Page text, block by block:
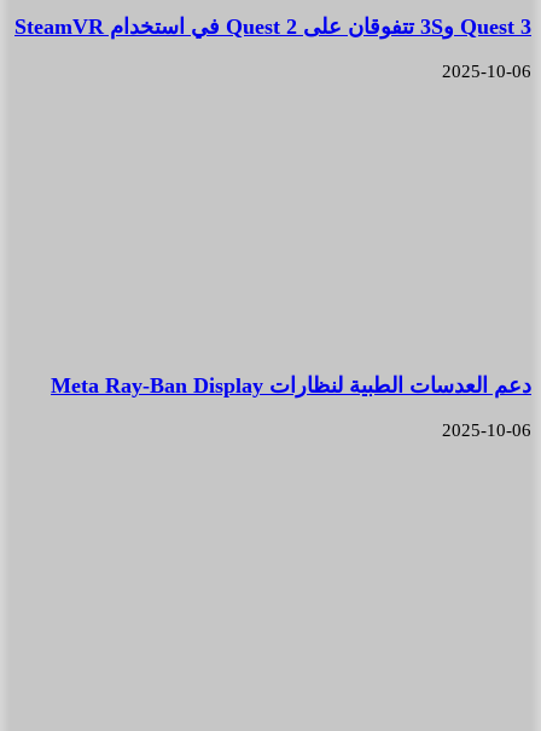
Quest 3 و3S تتفوقان على Quest 2 في استخدام SteamVR
2025-10-06
دعم العدسات الطبية لنظارات Meta Ray-Ban Display
2025-10-06